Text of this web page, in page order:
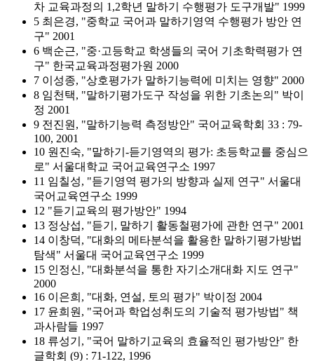
차 교육과정의 1,2학년 말하기 수행평가 도구개발" 1999
5 최은경, "중학교 국어과 말하기영역 수행평가 방안 연
구" 2001
6 백순근, "중·고등학교 학생들의 국어 기초학력평가 연
구" 한국교육과정평가원 2000
7 이성종, "상호평가가 말하기능력에 미치는 영향" 2000
8 임천택, "말하기평가도구 작성을 위한 기초논의" 박이
정 2001
9 전진원, "말하기능력 측정방안" 국어교육학회 33 : 79-
100, 2001
10 원진숙, "말하기-듣기영역의 평가: 초등학교를 중심으
로" 서울대학교 국어교육연구소 1997
11 임칠성, "듣기영역 평가의 방향과 실제 연구" 서울대
국어교육연구소 1999
12 "듣기교육의 평가방안" 1994
13 정상섭, "듣기, 말하기 활동철평가에 관한 연구" 2001
14 이창덕, "대화의 메타분석을 활용한 말하기평가방법
탐색" 서울대 국어교육연구소 1999
15 인정신, "대화분석을 통한 자기소개대화 지도 연구"
2000
16 이은희, "대화, 연설, 토의 평가" 박이정 2004
17 윤희원, "국어과 학업성취도의 기술적 평가방법" 책
과사람들 1997
18 류성기, "국어 말하기교육의 효율적인 평가방안" 한
글학회 (9) : 71-122, 1996